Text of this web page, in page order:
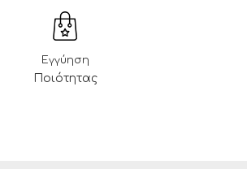
Εγγύηση
Ποιότητας